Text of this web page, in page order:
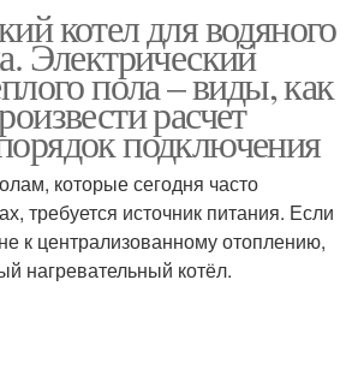
котел для водяного
Электрический
пола – виды, как
расчет
подключения
которые сегодня часто
требуется источник питания. Если
к централизованному отоплению,
нагревательный котёл.